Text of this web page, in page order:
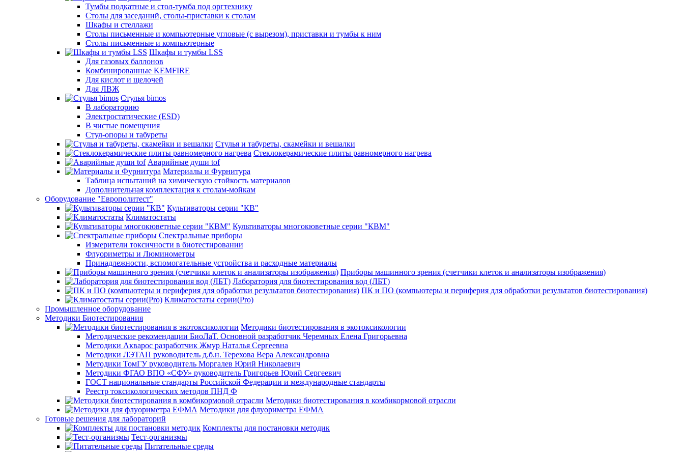
Тумбы подкатные и стол-тумба под оргтехнику
Столы для заседаний, столы-приставки к столам
Шкафы и стеллажи
Столы письменные и компьютерные угловые (с вырезом), приставки и тумбы к ним
Столы письменные и компьютерные
Шкафы и тумбы LSS
Для газовых баллонов
Комбинированные KEMFIRE
Для кислот и щелочей
Для ЛВЖ
Стулья bimos
В лабораторию
Электростатические (ESD)
В чистые помещения
Стул-опоры и табуреты
Стулья и табуреты, скамейки и вешалки
Стеклокерамические плиты равномерного нагрева
Аварийные души tof
Материалы и Фурнитура
Таблица испытаний на химическую стойкость материалов
Дополнительная комплектация к столам-мойкам
Оборудование "Европолитест"
Культиваторы серии "КВ"
Климатостаты
Культиваторы многокюветные серии "КВМ"
Спектральные приборы
Измерители токсичности в биотестировании
Флуориметры и Люминометры
Принадлежности, вспомогательные устройства и расходные материалы
Приборы машинного зрения (счетчики клеток и анализаторы изображения)
Лаборатория для биотестирования вод (ЛБТ)
ПК и ПО (компьютеры и периферия для обработки результатов биотестирования)
Климатостаты серии(Pro)
Промышленное оборудование
Методики Биотестирования
Методики биотестирования в экотоксикологии
Методические рекомендации БиоЛаТ. Основной разработчик Черемных Елена Григорьевна
Методики Акварос разработчик Жмур Наталья Сергеевна
Методики ЛЭТАП руководитель д.б.н. Терехова Вера Александровна
Методики ТомГУ руководитель Моргалев Юрий Николаевич
Методики ФГАО ВПО «СФУ» руководитель Григорьев Юрий Сергеевич
ГОСТ национальные стандарты Российской Федерации и международные стандарты
Реестр токсикологических методов ПНД Ф
Методики биотестирования в комбикормовой отрасли
Методики для флуориметра ЕФМА
Готовые решения для лабораторий
Комплекты для постановки методик
Тест-организмы
Питательные среды